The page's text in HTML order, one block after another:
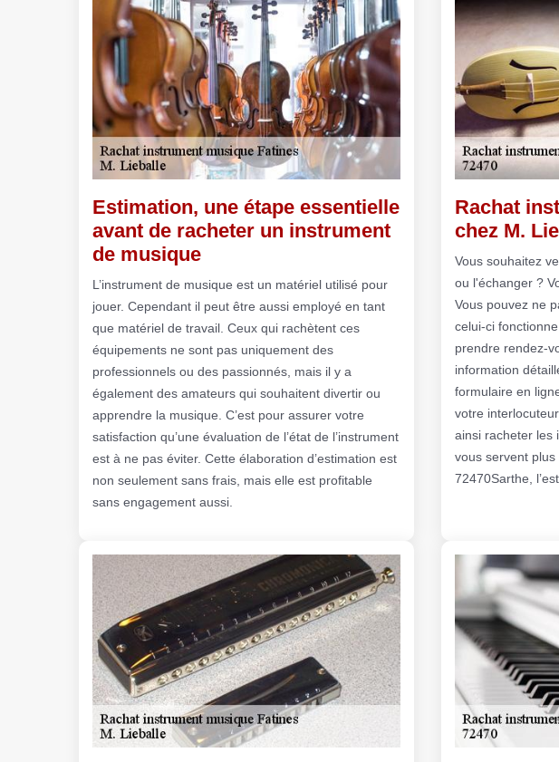
Estimation, une étape essentielle
avant de racheter un instrument
de musique
L’instrument de musique est un matériel utilisé pour
jouer. Cependant il peut être aussi employé en tant
que matériel de travail. Ceux qui rachètent ces
équipements ne sont pas uniquement des
professionnels ou des passionnés, mais il y a
également des amateurs qui souhaitent divertir ou
apprendre la musique. C’est pour assurer votre
satisfaction qu’une évaluation de l’état de l’instrument
est à ne pas éviter. Cette élaboration d’estimation est
non seulement sans frais, mais elle est profitable
sans engagement aussi.
Rachat
chez M.
Vous souhaitez
ou l'échanger ?
Vous pouvez ne
celui-ci
prendre rendez-
information
formulaire en
votre
ainsi racheter les
vous servent
72470Sarthe,